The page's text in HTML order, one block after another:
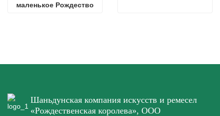
маленькое Рождество
Шаньдунская компания искусств и ремесел
«Рождественская королева», ООО